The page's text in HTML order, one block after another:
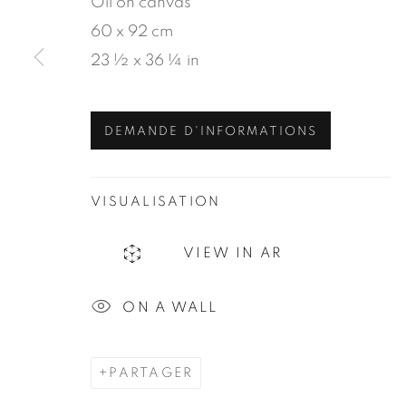
60 x 92 cm
23 ½ x 36 ¼ in
DEMANDE D'INFORMATIONS
VISUALISATION
VIEW IN AR
ON A WALL
PARTAGER